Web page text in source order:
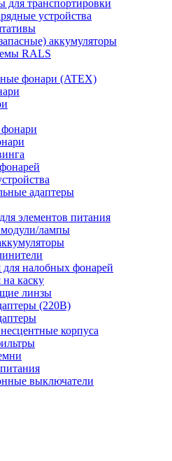
для транспортировки
устройства
аккумуляторы
RALS
фонари (ATEX)
адаптеры
элементов питания
лампы
налобных фонарей
каску
линзы
(220В)
корпуса
выключатели